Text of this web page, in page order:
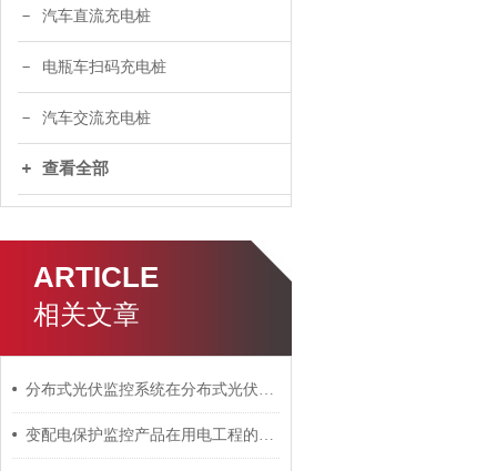
汽车直流充电桩
电瓶车扫码充电桩
汽车交流充电桩
查看全部
ARTICLE
相关文章
分布式光伏监控系统在分布式光伏发电项目中的应用
变配电保护监控产品在用电工程的具体应用